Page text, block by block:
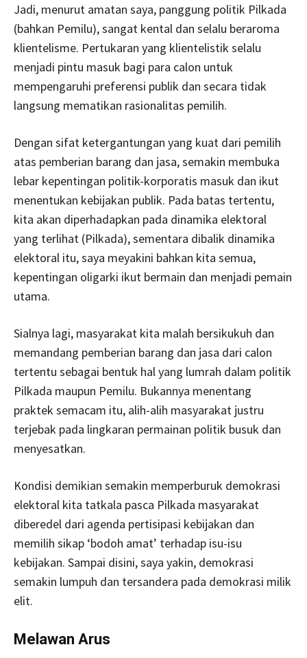
Jadi, menurut amatan saya, panggung politik Pilkada
(bahkan Pemilu), sangat kental dan selalu beraroma
klientelisme. Pertukaran yang klientelistik selalu
menjadi pintu masuk bagi para calon untuk
mempengaruhi preferensi publik dan secara tidak
langsung mematikan rasionalitas pemilih.
Dengan sifat ketergantungan yang kuat dari pemilih
atas pemberian barang dan jasa, semakin membuka
lebar kepentingan politik-korporatis masuk dan ikut
menentukan kebijakan publik. Pada batas tertentu,
kita akan diperhadapkan pada dinamika elektoral
yang terlihat (Pilkada), sementara dibalik dinamika
elektoral itu, saya meyakini bahkan kita semua,
kepentingan oligarki ikut bermain dan menjadi pemain
utama.
Sialnya lagi, masyarakat kita malah bersikukuh dan
memandang pemberian barang dan jasa dari calon
tertentu sebagai bentuk hal yang lumrah dalam politik
Pilkada maupun Pemilu. Bukannya menentang
praktek semacam itu, alih-alih masyarakat justru
terjebak pada lingkaran permainan politik busuk dan
menyesatkan.
Kondisi demikian semakin memperburuk demokrasi
elektoral kita tatkala pasca Pilkada masyarakat
diberedel dari agenda pertisipasi kebijakan dan
memilih sikap ‘bodoh amat’ terhadap isu-isu
kebijakan. Sampai disini, saya yakin, demokrasi
semakin lumpuh dan tersandera pada demokrasi milik
elit.
Melawan Arus